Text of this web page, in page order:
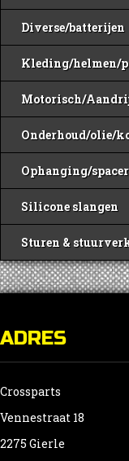
Diverse/batterijen
Kleding/helmen/
Motorisch/
Onderhoud/olie/
Ophanging/
Silicone slangen
Sturen &
ADRES
Crossparts
Vennestraat 18
2275 Gierle